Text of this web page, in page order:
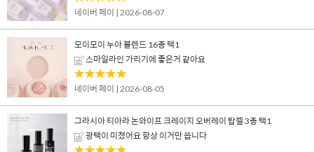
네이버 페이 | 2026-08-07
모이모이 누아 블렌드 16종 택1
스마일라인 가리기에 좋은거 같아요
네이버 페이 | 2026-08-05
그라시아 티아라 논와이프 크레이지 오버레이 탑젤 3종 택1
광택이 미쳤어요 항상 이거만 씁니다